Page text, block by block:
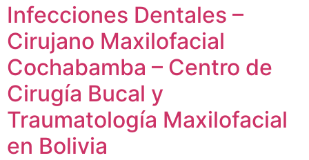
Infecciones Dentales –
Cirujano Maxilofacial
Cochabamba – Centro de
Cirugía Bucal y
Traumatología Maxilofacial
en Bolivia